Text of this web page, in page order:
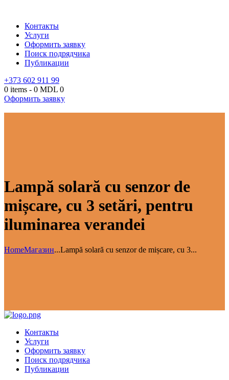
Контакты
Услуги
Оформить заявку
Поиск подрядчика
Публикации
+373 602 911 99
0 items - 0 MDL 0
Оформить заявку
Lampă solară cu senzor de
mișcare, cu 3 setări, pentru
iluminarea verandei
HomeМагазин...Lampă solară cu senzor de mișcare, cu 3...
Контакты
Услуги
Оформить заявку
Поиск подрядчика
Публикации